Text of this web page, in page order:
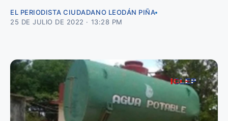
EL PERIODISTA CIUDADANO LEODÁN PIÑA
25 DE JULIO DE 2022 · 13:28 PM